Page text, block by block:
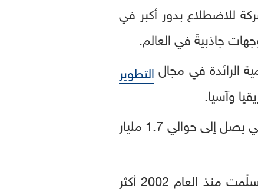
للاضطلاع بدور أكبر في
جاذبيةً في العالم.
الرائدة في مجال التطوير
وآسيا.
وتعتبر إعمار من أكبر شركات التطوير العقاري في العالم، ولديها رصيد كبير من الأراضي يصل إلى حوالي 1.7 مليار
لدى إعمار سجلّ حافل بالإنجازات في استكمال المشاريع وفقاً للمواعيد المحدّدة، وسلّمت منذ العام 2002 أكثر